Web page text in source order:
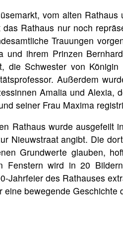
vom alten
Rathaus nur noch
Trauungen
und ihrem Prinzen
die Schwester von
Außerdem
Amalia und Alexia,
seiner Frau Maxima
Rathaus wurde ausgefeilt
Nieuwstraat angibt. Die
Grundwerte glauben,
Fenstern wird in 20
Jahrfeier des Rathauses
eine bewegende Geschichte